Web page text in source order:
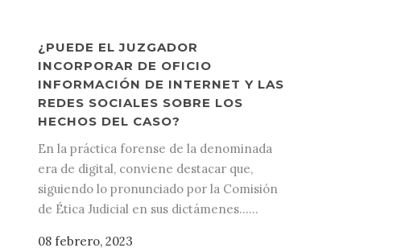
¿PUEDE EL JUZGADOR
INCORPORAR DE OFICIO
INFORMACIÓN DE INTERNET Y LAS
REDES SOCIALES SOBRE LOS
HECHOS DEL CASO?
En la práctica forense de la denominada
era de digital, conviene destacar que,
siguiendo lo pronunciado por la Comisión
de Ética Judicial en sus dictámenes......
08 febrero, 2023